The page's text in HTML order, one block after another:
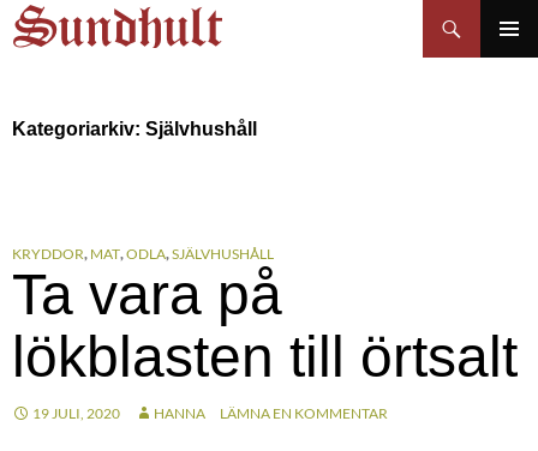
Hoppa
till
Sundhults blogg
Sök
Kategoriarkiv: Självhushåll
KRYDDOR, MAT,ODLA,SJÄLVHUSHÅLL
Ta vara på
lökblasten till örtsalt
19 JULI, 2020 HANNA LÄMNA EN KOMMENTAR